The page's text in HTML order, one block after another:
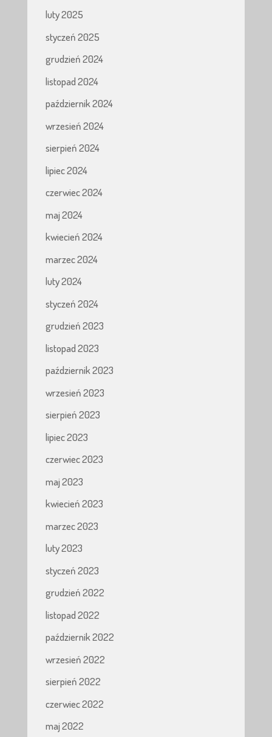
luty 2025
styczeń 2025
grudzień 2024
listopad 2024
październik 2024
wrzesień 2024
sierpień 2024
lipiec 2024
czerwiec 2024
maj 2024
kwiecień 2024
marzec 2024
luty 2024
styczeń 2024
grudzień 2023
listopad 2023
październik 2023
wrzesień 2023
sierpień 2023
lipiec 2023
czerwiec 2023
maj 2023
kwiecień 2023
marzec 2023
luty 2023
styczeń 2023
grudzień 2022
listopad 2022
październik 2022
wrzesień 2022
sierpień 2022
czerwiec 2022
maj 2022